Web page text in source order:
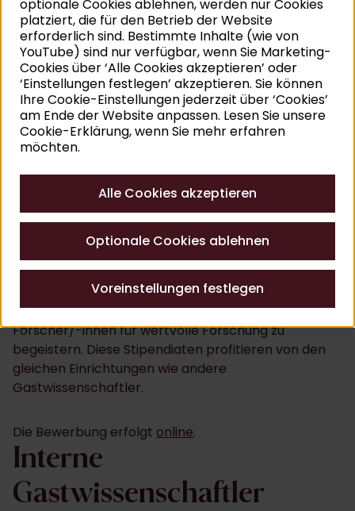
Voraussichtliche Dauer des Aufenthalts
(mindestens 2 Monate)
Voraussichtliche Anwesenheit im Rubenshuis
(täglich, wöchentlich, …)
Reichen Sie hier Ihren Antrag ein
BAEF-Rubenianum
Fellowship
Amerikaanse BAEF-Fellows(Belgian American
Educational Foundation) finden schon seit langem
als Gastwissenschaftler den Weg ins Rubenshuis. Als
Teil des frischen Windes, der ab 2024 durch das
Museum weht, hauchen wir auch diesem Stipendium
neues Leben ein. Das Ziel? Eine neue Generation von
Forscher/-innen für wertvolle Forschung zu
begeistern. Diese Stipendiaten profitieren von den
gleichen Einrichtungen wie andere
Gastwissenschaftler.
Die Bewerbung erfolgt online.
Interne
Gastwissenschaftler
optionale Cookies ablehnen, werden nur Cookies
platziert, die für den Betrieb der Website
erforderlich sind. Bestimmte Inhalte (wie von
YouTube) sind nur verfügbar, wenn Sie Marketing-
Cookies über ‘Alle Cookies akzeptieren’ oder
‘Einstellungen festlegen’ akzeptieren. Sie können
Ihre Cookie-Einstellungen jederzeit über ‘Cookies’
am Ende der Website anpassen. Lesen Sie unsere
Cookie-Erklärung, wenn Sie mehr erfahren
möchten.
Alle Cookies akzeptieren
Optionale Cookies ablehnen
Voreinstellungen festlegen